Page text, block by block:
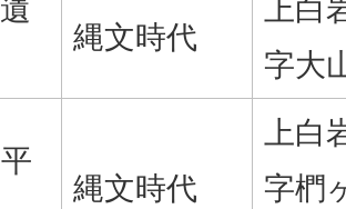
縄文時代
上白
字大
縄文時代
上白
字椚